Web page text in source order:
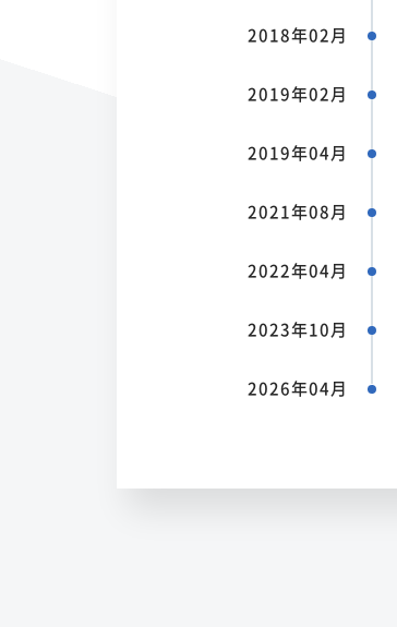
2018年02月
2019年02月
2019年04月
2021年08月
2022年04月
2023年10月
2026年04月